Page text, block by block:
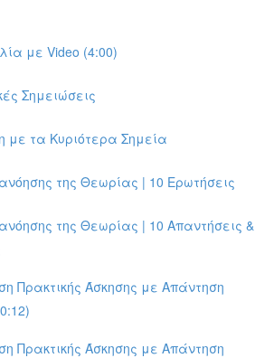
με Video (4:00)
Σημειώσεις
με τα Κυριότερα Σημεία
της Θεωρίας | 10 Ερωτήσεις
της Θεωρίας | 10 Απαντήσεις &
Πρακτικής Άσκησης με Απάντηση
Πρακτικής Άσκησης με Απάντηση